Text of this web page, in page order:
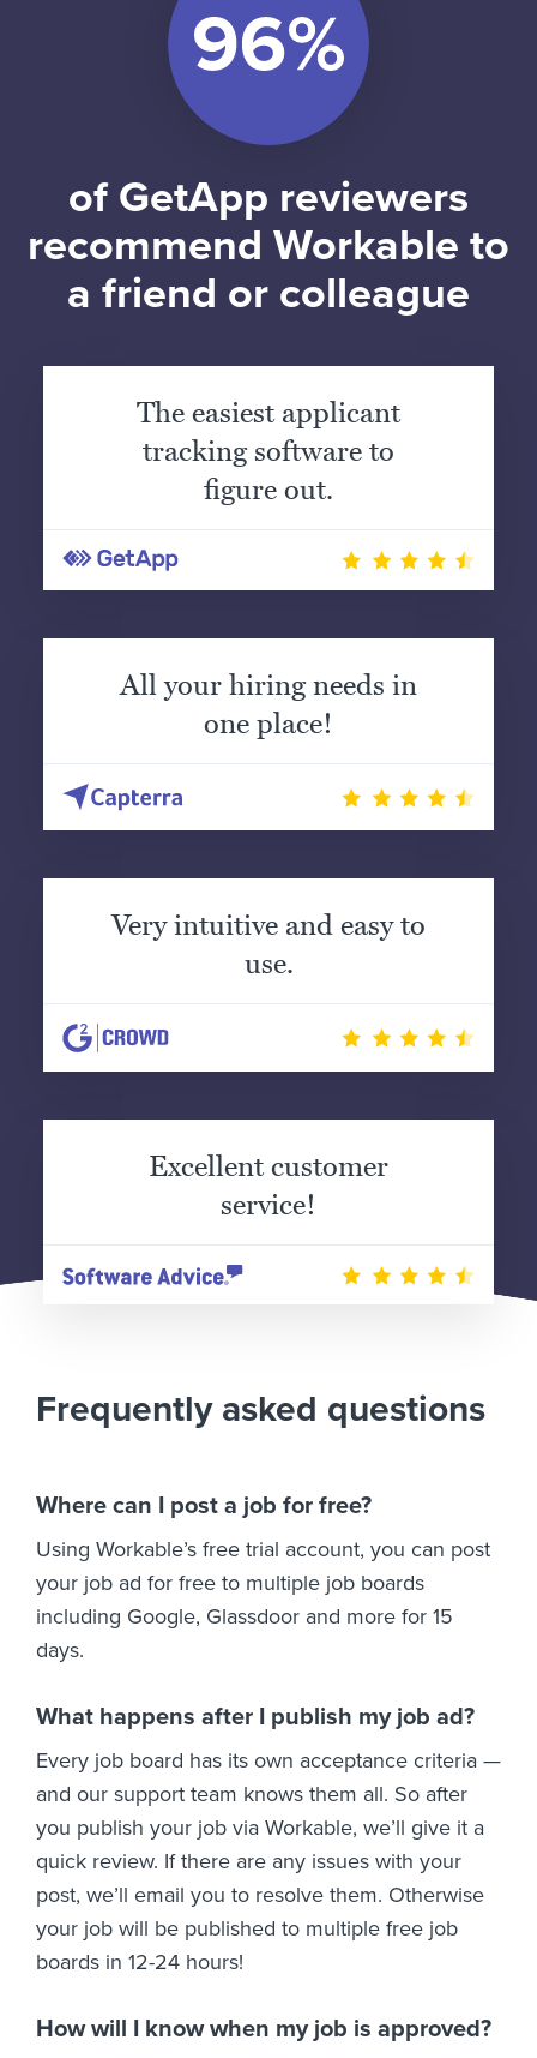
of GetApp reviewers
recommend Workable to
a friend or colleague
The easiest applicant
tracking software to
figure out.
All your hiring needs in
one place!
Very intuitive and easy to
use.
Excellent customer
service!
Frequently asked questions
Where can I post a job for free?
Using Workable’s free trial account, you can post
your job ad for free to multiple job boards
including Google, Glassdoor and more for 15
days.
What happens after I publish my job ad?
Every job board has its own acceptance criteria —
and our support team knows them all. So after
you publish your job via Workable, we’ll give it a
quick review. If there are any issues with your
post, we’ll email you to resolve them. Otherwise
your job will be published to multiple free job
boards in 12-24 hours!
How will I know when my job is approved?